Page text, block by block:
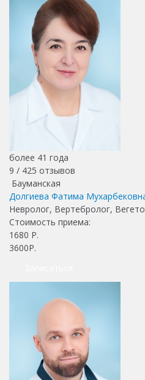
более 41 года
9 / 425 отзывов
Бауманская
Долгиева Фатима
Невролог, Вертебролог,
Стоимость приема:
1680 Р.
3600Р.